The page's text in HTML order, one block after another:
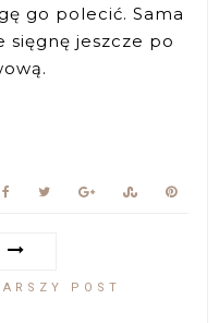
go polecić. Sama
sięgnę jeszcze po
POST